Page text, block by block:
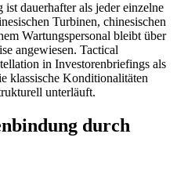
dauerhafter als jeder einzelne
Turbinen, chinesischen
Wartungspersonal bleibt über
angewiesen. Tactical
in Investorenbriefings als
klassische Konditionalitäten
unterläuft.
durch